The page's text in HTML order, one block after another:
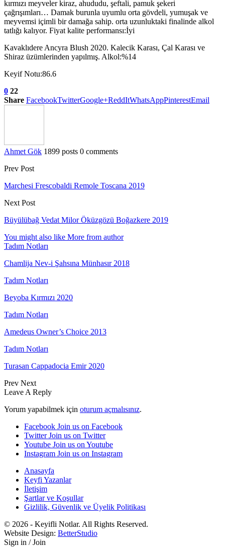
kırmızı meyveler kiraz, ahududu, şeftali, pamuk şekeri
çağrışımları… Damak burunla uyumlu orta gövdeli, yumuşak ve
meyvemsi içimli bir damağa sahip. orta uzunluktaki finalinde alkol
tatlığı kalıyor. Fiyat kalite performansı:İyi
Kavaklıdere Ancyra Blush 2020. Kalecik Karası, Çal Karası ve
Shiraz üzümlerinden yapılmış. Alkol:%14
Keyif Notu:86.6
0 22
Share FacebookTwitterGoogle+ReddItWhatsAppPinterestEmail
Ahmet Gök 1899 posts 0 comments
Prev Post
Marchesi Frescobaldi Remole Toscana 2019
Next Post
Büyülübağ Vedat Milor Öküzgözü Boğazkere 2019
You might also like More from author
Tadım Notları
Chamlija Nev-i Şahsına Münhasır 2018
Tadım Notları
Beyoba Kırmızı 2020
Tadım Notları
Amedeus Owner’s Choice 2013
Tadım Notları
Turasan Cappadocia Emir 2020
Prev Next
Leave A Reply
Yorum yapabilmek için oturum açmalısınız.
Facebook Join us on Facebook
Twitter Join us on Twitter
Youtube Join us on Youtube
Instagram Join us on Instagram
Anasayfa
Keyfi Yazanlar
İletişim
Şartlar ve Koşullar
Gizlilik, Güvenlik ve Üyelik Politikası
© 2026 - Keyifli Notlar. All Rights Reserved.
Website Design: BetterStudio
Sign in / Join